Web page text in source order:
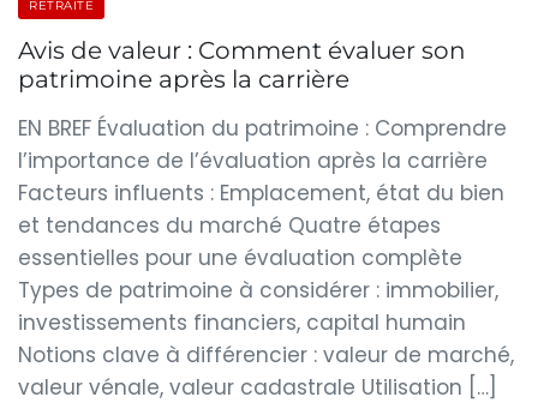
RETRAITE
Avis de valeur : Comment évaluer son
patrimoine après la carrière
EN BREF Évaluation du patrimoine : Comprendre
l’importance de l’évaluation après la carrière
Facteurs influents : Emplacement, état du bien
et tendances du marché Quatre étapes
essentielles pour une évaluation complète
Types de patrimoine à considérer : immobilier,
investissements financiers, capital humain
Notions clave à différencier : valeur de marché,
valeur vénale, valeur cadastrale Utilisation […]